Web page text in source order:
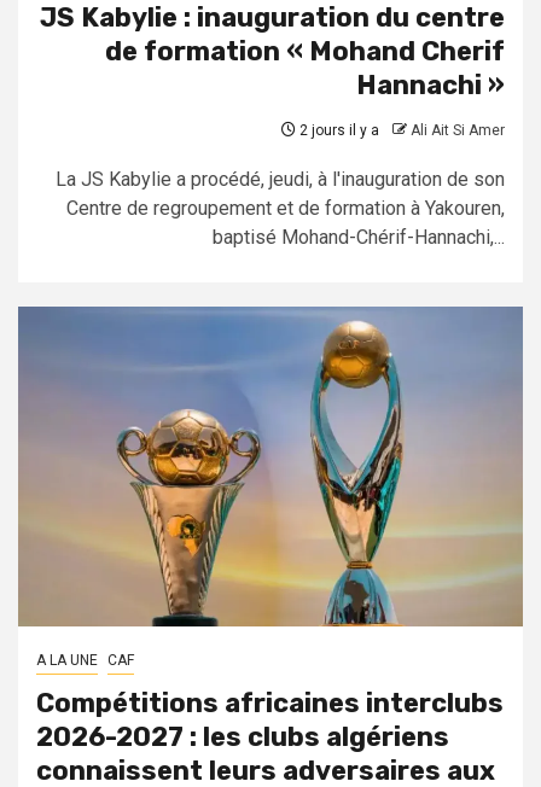
JS Kabylie : inauguration du centre
de formation « Mohand Cherif
Hannachi »
2 jours il y a Ali Ait Si Amer
La JS Kabylie a procédé, jeudi, à l'inauguration de son
Centre de regroupement et de formation à Yakouren,
baptisé Mohand-Chérif-Hannachi,...
A LA UNE CAF
Compétitions africaines interclubs
2026-2027 : les clubs algériens
connaissent leurs adversaires aux